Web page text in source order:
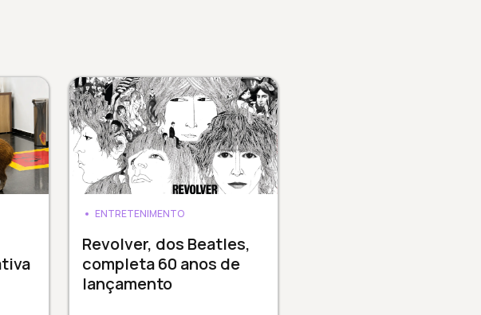
ENTRETENIMENTO
Revolver, dos Beatles,
completa 60 anos de
lançamento